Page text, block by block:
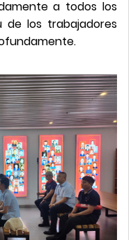
a todos los
de los trabajadores